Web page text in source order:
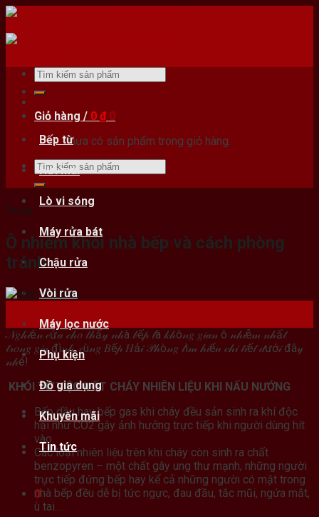
Skip
content
Bếp từ
Hút mùi
Lò vi sóng
Máy rửa bát
Chậu rửa
Vòi rửa
Máy lọc nước
Phụ kiện
Đồ gia dụng
Khuyến mãi
Tin tức
0
Tìm
kiếm:
Giỏ hàng / 0 ₫ 0
Chưa có sản phẩm trong giỏ hàng.
Tìm
kiếm:
Tin tức
Ô nhiễm khói nhà bếp và cách phòng
tránh
Th4
𝒩𝑔𝒽𝒾ê𝓃 𝒸ứ𝓊 𝒸𝒽𝑜 𝓉𝒽ấ𝓎 𝓃𝒽à 𝒷ế𝓅 𝓁à 𝓀𝒽ô𝓃𝑔 𝑔𝒾𝒶𝓃 ô 𝓃𝒽𝒾ễ𝓂 𝓃𝒽ấ𝓉
𝓉𝓇𝑜𝓃𝑔 𝑔𝒾𝒶 đì𝓃𝒽, 𝒸ù𝓃𝑔 𝐵ế𝓅 𝐻ả𝒾 𝒫𝒽ò𝓃𝑔 𝓉ì𝓂 𝒽𝒾ể𝓊 𝒸𝒽𝒾 𝓉𝒾ế𝓉 𝒹ướ𝒾 đâ𝓎
𝓃𝒽é!
KHÓI TỪ VIỆC ĐỐT CHÁY NHIÊN LIỆU KHI NẤU NƯỚNG
Bếp dầu hay bếp gas khi cháy đều sản sinh ra khí độc
hại như CO2 gây ảnh hưởng trực tiếp khi người dùng hít
vào.
Các loại nhiên liệu trên khi cháy còn sinh ra chất
benzopyren – một chất gây ung thư mạnh, những người
trực tiếp đứng bếp hay kể cả những người có mặt trong
nhà bếp đều dễ bị tức ngực, đau đầu, tắc mũi, ngứa mắt,
ù tai….